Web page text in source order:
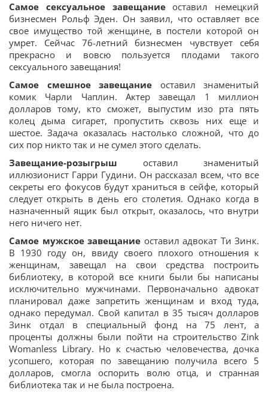
Самое сексуальное завещаниеоставил немецкий
бизнесмен Рольф Эден. Он заявил, что оставляет все
свое имущество той женщине, в постели которой он
умрет. Сейчас 76-летний бизнесмен чувствует себя
прекрасно и вовсю пользуется плодами такого
сексуального завещания!
Самое смешное завещание оставил знаменитый
комик Чарли Чаплин. Актер завещал 1 миллион
долларов тому, кто сможет, выпустим изо рта пять
колец дыма сигарет, пропустить сквозь них еще и
шестое. Задача оказалась настолько сложной, что до
сих пор никто так и не сумел этого сделать.
Завещание-розыгрыш оставил знаменитый
иллюзионист Гарри Гудини. Он рассказал всем, что все
секреты его фокусов будут храниться в сейфе, который
следует открыть в день его столетия. Однако когда в
назначенный ящик был открыт, оказалось, что внутри
него ничего нет.
Самое мужское завещание оставил адвокат Ти Зинк.
В 1930 году он, ввиду своего плохого отношения к
женщинам, завещал на свои средства построить
библиотеку, в которой все книги были бы написаны
исключительно мужчинами. Первоначально адвокат
планировал даже запретить женщинам и вход туда,
однако передумал. Свой капитал в 35 тысяч долларов
Зинк отдал в специальный фонд на 75 лент, а
проценты должны были пойти на строительство Zink
Womanless Library. Но к счастью человечества, дочка
усопшего, которая по завещанию получила всего 5
долларов, смогла оспорить волю отца, и странная
библиотека так и не была построена.